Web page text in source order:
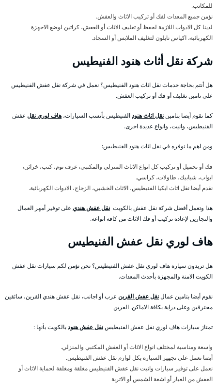
للمكاتب.
نؤمن جميع المعدات لفك أو تركيب الاثاث والعفش.
لدينا كل الادوات اللازمة لحفظ أو تغليف الاثاث أو العفش، كراتين لوضع الاجهزة
الكهربائية، اكياس نايلون لتغليف الملابس أو السجاد.
شركة نقل أثاث هنود الفنيطيس
هل أنتم بحاجة خدمات نقل اثاث هنود الفنيطيس؟ نعمل في شركة نقل عفش الفنيطيس
على تامين تغليف أو فك أو تركيب العفش.
كما نقوم أيضا بتاميننقل اثاث هنودالفنيطيس بأنسب السيارات، هاف لوري نقل عفش
الفنيطيس، وانيت، وانواع عديدة اخرى.
ومن اهم ما نوفره في نقل اثاث هنود الفنيطيس:
فك أو تحميل أو تركيب كل انواع الاثاث المنزلي والمكتبي، غرف نوم، كنب، خزائن،
ابواب، شبابيك، طاولات، كراسي.
نقدم أيضا نقل اثاث ايكيا الفنيطيس، الاثاث الخشبي، الزجاج، الادوات الكهربائية.
هذا وتعمل أفضل شركة نقل عفش بالكويت نقل عفش هندي على توفير أمهر العمال
والنجارين لإعادة تركيب أو فك الاثاث من كافة انواعه.
هاف لوري نقل عفش الفنيطيس
هل تريدون سيارة هاف لوري نقل عفش الفنيطيس؟ نحن نؤمن لكم سيارات نقل عفش
الكويت الامنة والمجهزة بأحدث المعدات.
نقوم أيضا بتامين عمالنقل عفش القرين عرب أو اجانب، نقل عفش هندي القرين، سائقين
محترفين وعلى دراية بكافة الاماكن. القرين
تمتاز سيارات هاف لوري نقل عفش الفنيطيسنقل عفش هنودبالكويت بأنها :
واسعة ومناسبة لمختلف انواع الاثاث أو العفش المكتبي والمنزلي.
أيضا نعمل على تجهيز السيارة بكل لوازم نقل عفش الفنيطيس.
نعمل على توفير سيارات وانيت نقل عفش الفنيطيس مغلقة ومغلفة لحماية الاثاث أو
العفش من الغبار أو اشعة الشمس أو الاتربة